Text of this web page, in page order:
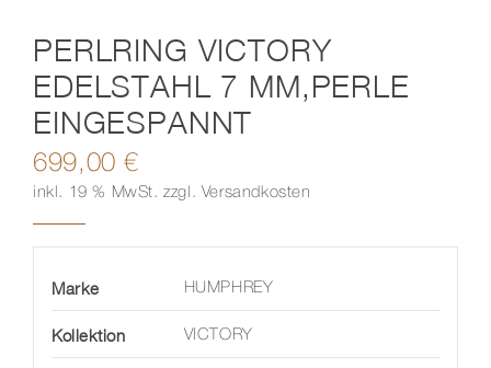
PERLRING VICTORY
EDELSTAHL 7 MM,PERLE
EINGESPANNT
699,00€
inkl. 19 % MwSt. zzgl. Versandkosten
Marke HUMPHREY
Kollektion VICTORY